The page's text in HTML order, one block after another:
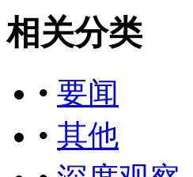
相关分类
• 要闻
• 其他